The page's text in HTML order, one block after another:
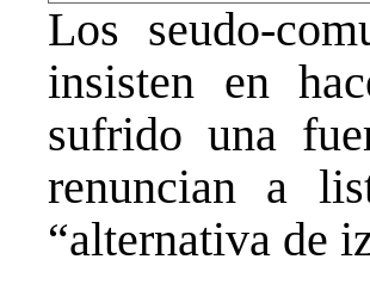
Los seudo-
insisten en
sufrido una
renuncian a
“alternativa de